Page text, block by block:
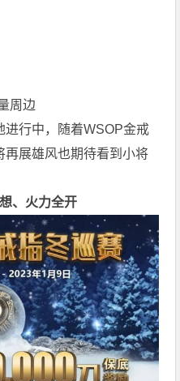
周边
进行中，随着WSOP金戒
再展雄风也期待看到小将
、火力全开